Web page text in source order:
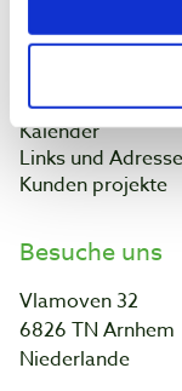
Unser Geschäft
Ontdek
Über uns!
Kalender
Links und
Kunden projekte
Besuche uns
Vlamoven 32
6826 TN Arnhem
Niederlande